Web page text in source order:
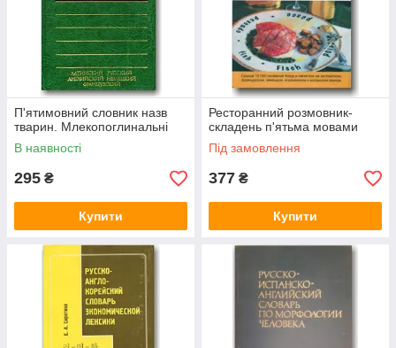
П'ятимовний словник назв
тварин. Млекопоглинальні
В наявності
295 ₴
Купити
Ресторанний розмовник-
складень п'ятьма мовами
Під замовлення
377 ₴
Купити